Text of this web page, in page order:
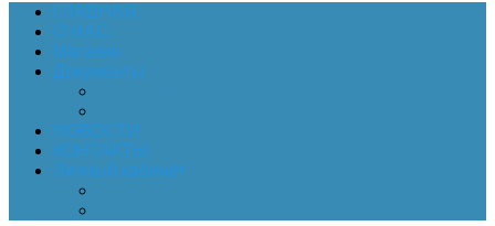
ГЛАВНАЯ
О НАС
Магазин
Документы
НОВОСТИ
КОНТАКТЫ
Личный кабинет